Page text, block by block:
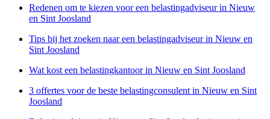
Redenen om te kiezen voor een belastingadviseur in Nieuw
en Sint Joosland
Tips bij het zoeken naar een belastingadviseur in Nieuw en
Sint Joosland
Wat kost een belastingkantoor in Nieuw en Sint Joosland
3 offertes voor de beste belastingconsulent in Nieuw en Sint
Joosland